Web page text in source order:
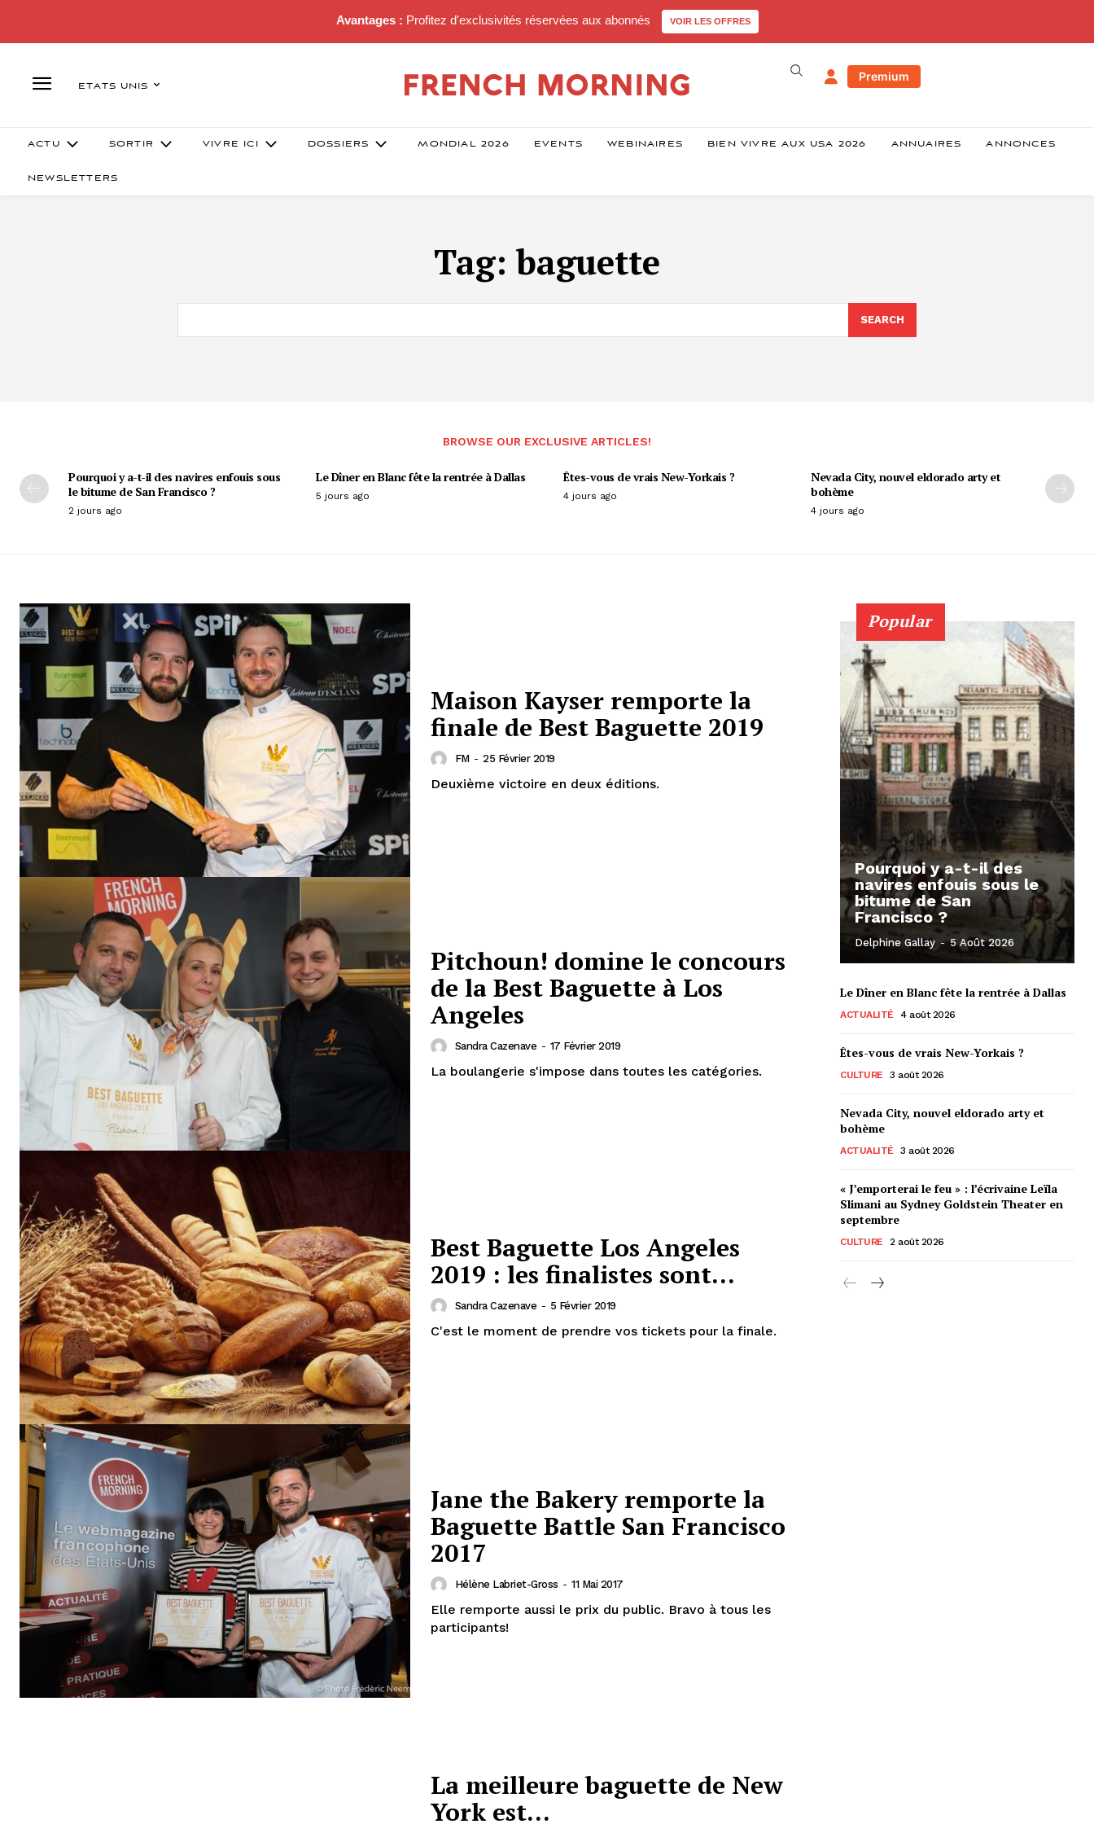
Avantages : Profitez d'exclusivités réservées aux abonnés VOIR LES OFFRES
ETATS UNIS
Premium
ACTU SORTIR VIVRE ICI DOSSIERS MONDIAL 2026 EVENTS WEBINAIRES BIEN VIVRE AUX USA 2026 ANNUAIRES ANNONCES
NEWSLETTERS
Tag: baguette
SEARCH
BROWSE OUR EXCLUSIVE ARTICLES!
Pourquoi y a-t-il des navires enfouis sous
le bitume de San Francisco ?
2 jours ago
Le Dîner en Blanc fête la rentrée à Dallas
5 jours ago
Êtes-vous de vrais New-Yorkais ?
4 jours ago
Nevada City, nouvel eldorado arty et
bohème
4 jours ago
Maison Kayser remporte la
finale de Best Baguette 2019
FM - 25 Février 2019
Deuxième victoire en deux éditions.
Pitchoun! domine le concours
de la Best Baguette à Los
Angeles
Sandra Cazenave - 17 Février 2019
La boulangerie s'impose dans toutes les catégories.
Best Baguette Los Angeles
2019 : les finalistes sont…
Sandra Cazenave - 5 Février 2019
C'est le moment de prendre vos tickets pour la finale.
Jane the Bakery remporte la
Baguette Battle San Francisco
2017
Hélène Labriet-Gross - 11 Mai 2017
Elle remporte aussi le prix du public. Bravo à tous les
participants!
La meilleure baguette de New
York est…
Popular
Pourquoi y a-t-il des
navires enfouis sous le
bitume de San
Francisco ?
Delphine Gallay - 5 Août 2026
Le Dîner en Blanc fête la rentrée à Dallas
ACTUALITÉ 4 août 2026
Êtes-vous de vrais New-Yorkais ?
CULTURE 3 août 2026
Nevada City, nouvel eldorado arty et
bohème
ACTUALITÉ 3 août 2026
« J’emporterai le feu » : l’écrivaine Leïla
Slimani au Sydney Goldstein Theater en
septembre
CULTURE 2 août 2026